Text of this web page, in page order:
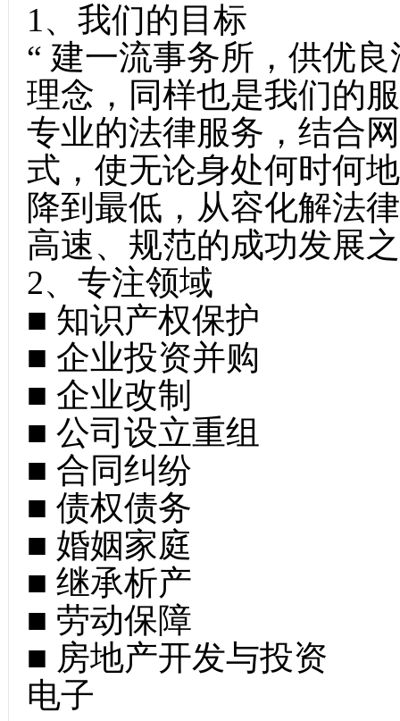
1、我们的目标
“ 建一流事务所，供优
理念，同样也是我们的
专业的法律服务，结合
式，使无论身处何时何
降到最低，从容化解法
高速、规范的成功发展
2、专注领域
■ 知识产权保护
■ 企业投资并购
■ 企业改制
■ 公司设立重组
■ 合同纠纷
■ 债权债务
■ 婚姻家庭
■ 继承析产
■ 劳动保障
■ 房地产开发与投资
电子